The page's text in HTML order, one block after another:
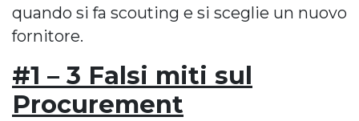
quando si fa scouting e si sceglie un nuovo
fornitore.
#1 – 3 Falsi miti sul
Procurement